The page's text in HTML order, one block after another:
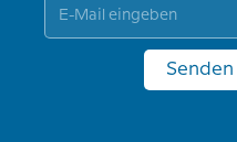
Senden